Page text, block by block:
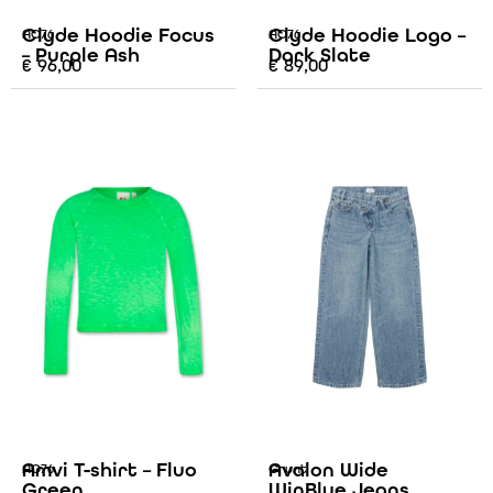
AO76
Clyde Hoodie Focus
– Purple Ash
€ 96,00
AO76
Clyde Hoodie Logo –
Dark Slate
€89,00
AO76
Amvi T-shirt – Fluo
Grunt
Avalon Wide